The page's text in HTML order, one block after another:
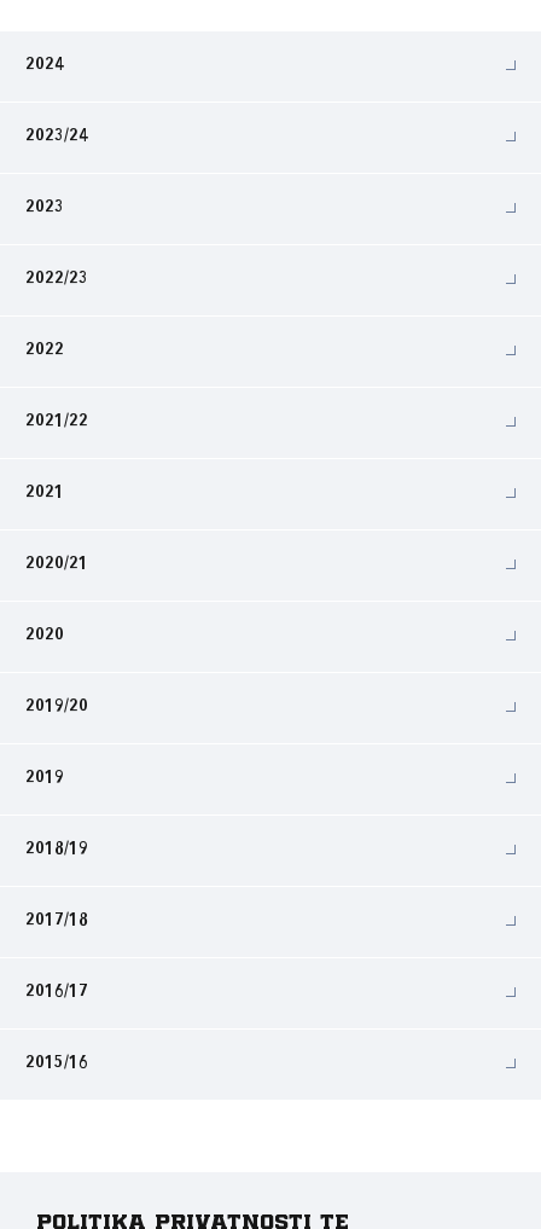
2024
2023/24
2023
2022/23
2022
2021/22
2021
2020/21
2020
2019/20
2019
2018/19
2017/18
2016/17
2015/16
Politika privatnosti te